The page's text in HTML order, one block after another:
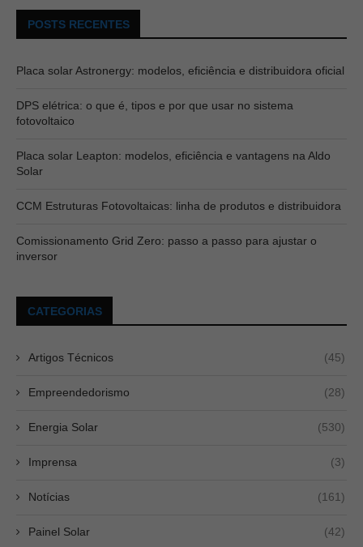
POSTS RECENTES
Placa solar Astronergy: modelos, eficiência e distribuidora oficial
DPS elétrica: o que é, tipos e por que usar no sistema
fotovoltaico
Placa solar Leapton: modelos, eficiência e vantagens na Aldo
Solar
CCM Estruturas Fotovoltaicas: linha de produtos e distribuidora
Comissionamento Grid Zero: passo a passo para ajustar o
inversor
CATEGORIAS
Artigos Técnicos (45)
Empreendedorismo (28)
Energia Solar (530)
Imprensa (3)
Notícias (161)
Painel Solar (42)